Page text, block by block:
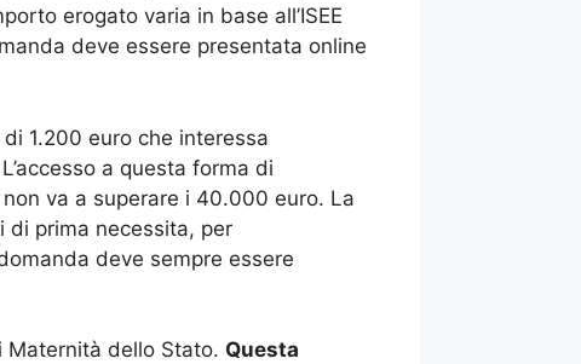
erogato varia in base all’ISEE
deve essere presentata online
1.200 euro che interessa
a questa forma di
va a superare i 40.000 euro. La
di prima necessita, per
deve sempre essere
Maternità dello Stato. Questa